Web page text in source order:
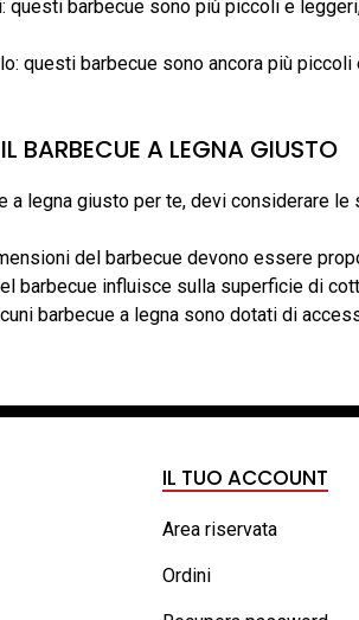
questi barbecue sono più piccoli e
questi barbecue sono ancora più
BARBECUE A LEGNA GIUSTO
a legna giusto per te, devi considerare le
del barbecue devono essere
barbecue influisce sulla superficie di
barbecue a legna sono dotati di
IL TUO ACCOUNT
Area riservata
Ordini